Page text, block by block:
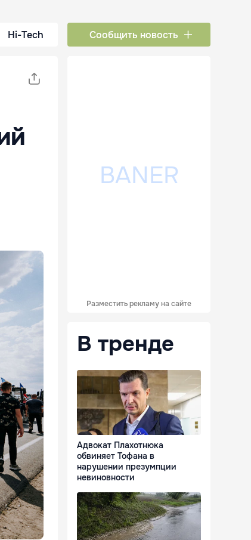
Hi-Tech Сообщить новость
Разместить рекламу на сайте
В тренде
Адвокат Плахотнюка
обвиняет Тофана в
нарушении презумпции
невиновности